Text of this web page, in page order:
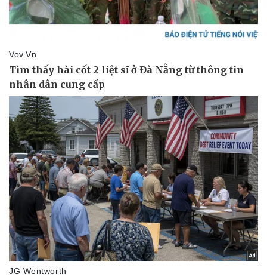
Vụ án
Tin nóng
Vũ khí
Việt Nam
Phân tích